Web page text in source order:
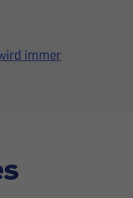
immer